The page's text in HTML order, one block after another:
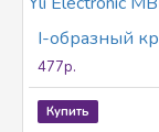
477р.
Купить